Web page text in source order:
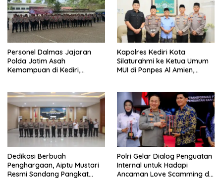
Personel Dalmas Jajaran
Polda Jatim Asah
Kemampuan di Kediri,
Kamtibmas
Kapolres Kediri Kota
Silaturahmi ke Ketua Umum
MUI di Ponpes Al Amien,
Dedikasi Berbuah
Penghargaan, Aiptu Mustari
Resmi Sandang Pangkat
Polri Gelar Dialog Penguatan
Internal untuk Hadapi
Ancaman Love Scamming di